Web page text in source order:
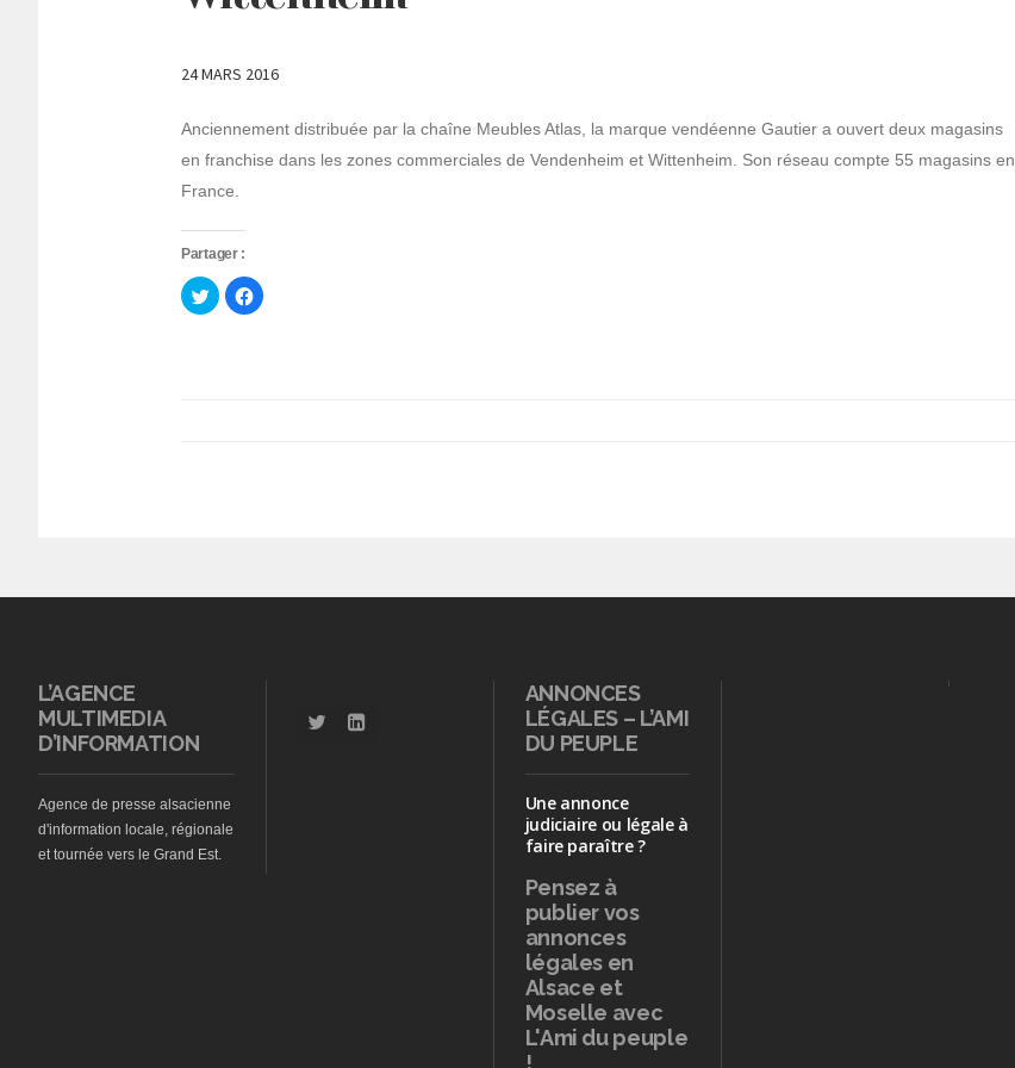
24 MARS 2016
Anciennement distribuée par la chaîne Meubles Atlas, la marque vendéenne Gautier a ouvert deux magasins
en franchise dans les zones commerciales de Vendenheim et Wittenheim. Son réseau compte 55 magasins en
France.
Partager :
Cliquez
pour
partager
Cliquez
pour
L’AGENCE
MULTIMEDIA
D’INFORMATION
Agence de presse alsacienne
d'information locale, régionale
et tournée vers le Grand Est.
ANNONCES
LÉGALES – L’AMI
DU PEUPLE
Une annonce
judiciaire ou légale à
faire paraître ?
Pensez à
publiervos
annonces
légales en
Alsace et
Moselle avec
L'Ami du peuple
!